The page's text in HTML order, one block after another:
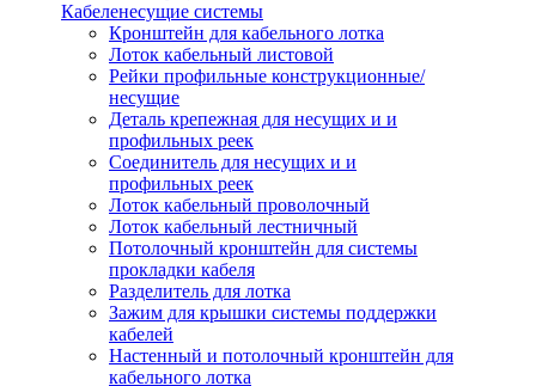
Кабеленесущие системы
Кронштейн для кабельного лотка
Лоток кабельный листовой
Рейки профильные конструкционные/
несущие
Деталь крепежная для несущих и и
профильных реек
Соединитель для несущих и и
профильных реек
Лоток кабельный проволочный
Лоток кабельный лестничный
Потолочный кронштейн для системы
прокладки кабеля
Разделитель для лотка
Зажим для крышки системы поддержки
кабелей
Настенный и потолочный кронштейн для
кабельного лотка